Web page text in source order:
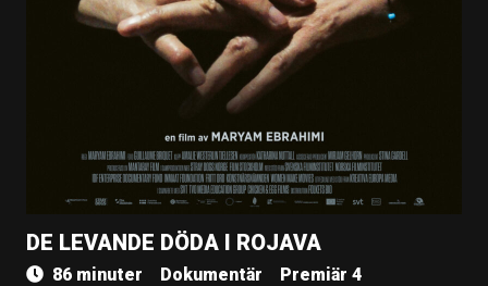
DE LEVANDE DÖDA I ROJAVA
86 minuter Dokumentär
Premiär 4